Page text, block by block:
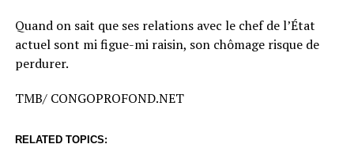
Quand on sait que ses relations avec le chef de l’État
actuel sont mi figue-mi raisin, son chômage risque de
perdurer.
TMB/ CONGOPROFOND.NET
RELATED TOPICS: